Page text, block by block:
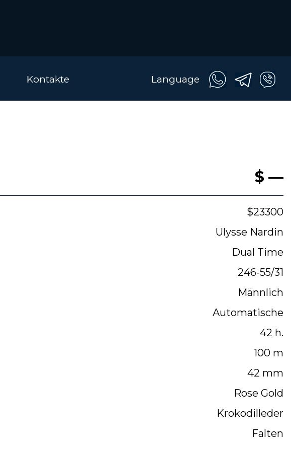
Kontakte Language
$ —
$23300
Ulysse Nardin
Dual Time
246-55/31
Männlich
Automatische
42 h.
100 m
42 mm
Rose Gold
Krokodilleder
Falten